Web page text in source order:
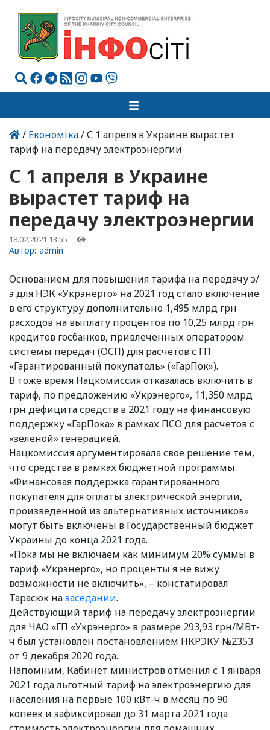
/ Економіка/ С 1 апреля в Украине вырастет
тариф на передачу электроэнергии
С 1 апреля в Украине
вырастет тариф на
передачу электроэнергии
18.02.2021 13:55 -
Автор: admin
Основанием для повышения тарифа на передачу э/
э для НЭК «Укрэнерго» на 2021 год стало включение
в его структуру дополнительно 1,495 млрд грн
расходов на выплату процентов по 10,25 млрд грн
кредитов госбанков, привлеченных оператором
системы передач (ОСП) для расчетов с ГП
«Гарантированный покупатель» («ГарПок»).
В тоже время Нацкомиссия отказалась включить в
тариф, по предложению «Укрэнерго», 11,350 млрд
грн дефицита средств в 2021 году на финансовую
поддержку «ГарПока» в рамках ПСО для расчетов с
«зеленой» генерацией.
Нацкомиссия аргументировала свое решение тем,
что средства в рамках бюджетной программы
«Финансовая поддержка гарантированного
покупателя для оплаты электрической энергии,
произведенной из альтернативных источников»
могут быть включены в Государственный бюджет
Украины до конца 2021 года.
«Пока мы не включаем как минимум 20% суммы в
тариф «Укрэнерго», но проценты я не вижу
возможности не включить», – констатировал
Тарасюк назаседании.
Действующий тариф на передачу электроэнергии
для ЧАО «ГП «Укрэнерго» в размере 293,93 грн/МВт-
ч был установлен постановлением НКРЭКУ №2353
от 9 декабря 2020 года.
Напомним, Кабинет министров отменил с 1 января
2021 года льготный тариф на электроэнергию для
населения на первые 100 кВт-ч в месяц по 90
копеек и зафиксировал до 31 марта 2021 года